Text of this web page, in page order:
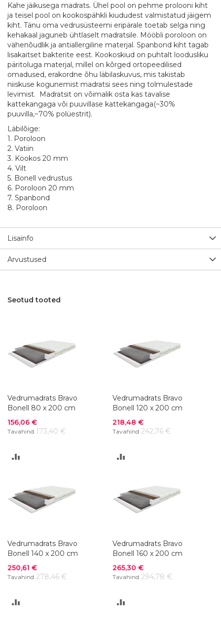
Kahe jäikusega madrats. Ühel pool on pehme prolooni kiht
ja teisel pool on kookospähkli kiududest valmistatud jäigem
kiht. Tänu oma vedrusüsteemi eripärale toetab selga ning
kehakaal jaguneb ühtlaselt madratsile. Mööbli poroloon on
vähenõudlik ja antiallergiline materjal. Spanbond kiht tagab
lisakaitset bakterite eest. Kookoskiud on puhtalt loodusliku
päritoluga materjal, millel on kõrged ortopeedilised
omadused, erakordne õhu läbilaskuvus, mis takistab
niiskuse kogunemist madratsi sees ning tolmulestade
levimist. Madratsit on võimalik osta kas tavalise
kattekangaga või puuvillase kattekangaga(~30%
puuvilla,~70% polüestrit).
Läbilõige:
1. Poroloon
2. Vatiin
3. Kookos 20 mm
4. Vilt
5. Bonell vedrustus
6. Poroloon 20 mm
7. Spanbond
8. Poroloon
Lisainfo
Arvustused
Seotud tooted
Vedrumadrats Bravo
Bonell 80 x 200 cm
Soodushind
156,06 €
Tavahind 173,40 €
Vedrumadrats Bravo
Bonell 120 x 200 cm
Soodushind
218,48 €
Tavahind 242,76 €
Vedrumadrats Bravo
Bonell 140 x 200 cm
Soodushind
250,61 €
Tavahind 278,46 €
Vedrumadrats Bravo
Bonell 160 x 200 cm
Soodushind
265,30 €
Tavahind 294,78 €